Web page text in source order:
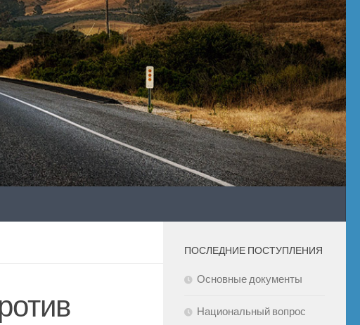
ПОСЛЕДНИЕ ПОСТУПЛЕНИЯ
Основные документы
Национальный вопрос